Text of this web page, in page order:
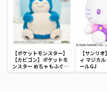
【ポケットモンスター】
【カビゴン】ポケットモ
ンスター めちゃもふぐっ
と ほっこりいやされぬい
【サンリ
ィ マジカ
ールGJ